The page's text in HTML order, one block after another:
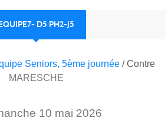
D5 PH2-J5
Seniors, 5ème journée / Contre
MARESCHE
10 mai 2026